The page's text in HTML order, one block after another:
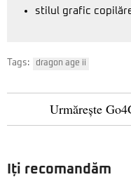
stilul grafic
Tags: dragon age ii
Urmărește
Iți recomandăm